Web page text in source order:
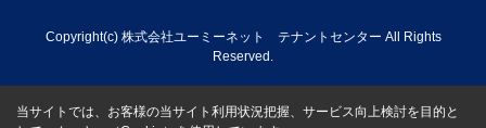
Copyright(c) 株式会社ユーミーネット テナントセンター All Rights
Reserved.
当サイトでは、お客様の当サイト利用状況把握、サービス向上検討を目的と